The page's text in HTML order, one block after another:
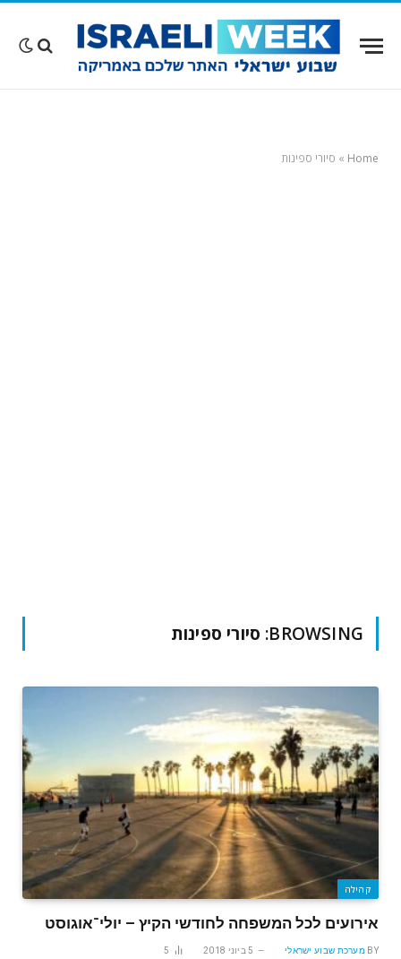
Home
» סיורי ספינות
BROWSING: סיורי ספינות
קהילה
אירועים לכל המשפחה לחודשי הקיץ – יולי־אוגוסט
BY מערכת שבוע ישראלי 5 ביוני 2018 5